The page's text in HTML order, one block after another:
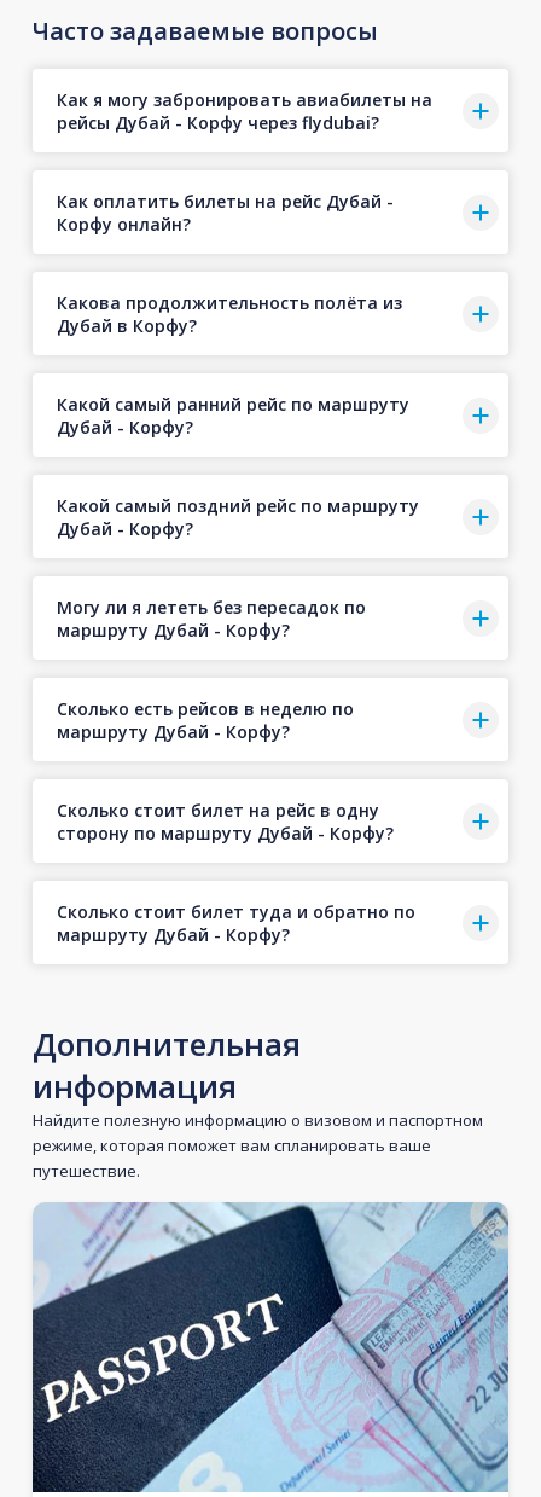
Часто задаваемые вопросы
Как я могу забронировать авиабилеты на
рейсы Дубай - Корфу через flydubai?
Как оплатить билеты на рейс Дубай -
Корфу онлайн?
Какова продолжительность полёта из
Дубай в Корфу?
Какой самый ранний рейс по маршруту
Дубай - Корфу?
Какой самый поздний рейс по маршруту
Дубай - Корфу?
Могу ли я лететь без пересадок по
маршруту Дубай - Корфу?
Сколько есть рейсов в неделю по
маршруту Дубай - Корфу?
Сколько стоит билет на рейс в одну
сторону по маршруту Дубай - Корфу?
Сколько стоит билет туда и обратно по
маршруту Дубай - Корфу?
Дополнительная
информация
Найдите полезную информацию о визовом и паспортном
режиме, которая поможет вам спланировать ваше
путешествие.